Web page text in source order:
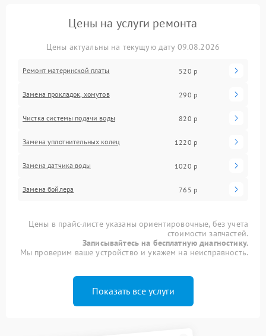
Цены на услуги ремонта
Цены актуальны на текущую дату 09.08.2026
Ремонт материнской платы 520 р
Замена прокладок, хомутов 290 р
Чистка системы подачи воды 820 р
Замена уплотнительных колец 1220 р
Замена датчика воды 1020 р
Замена бойлера 765 р
Цены в прайс-листе указаны ориентировочные, без учета
стоимости запчастей.
Записывайтесь на бесплатную диагностику.
Мы проверим ваше устройство и укажем на неисправность.
Показать все услуги